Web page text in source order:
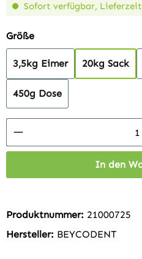
Sofort verfügbar,
Größeauswählen
3,5kg Eimer 20kg Sack
450g Dose
Produkt Anzahl: Gib
In den
Produktnummer: 21000725
Hersteller: BEYCODENT